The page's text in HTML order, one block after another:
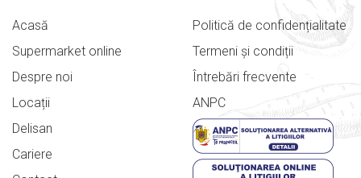
Acasă
Supermarket online
Despre noi
Locații
Delisan
Cariere
Politică de confidențialitate
Termeni și condiții
Întrebări frecvente
ANPC